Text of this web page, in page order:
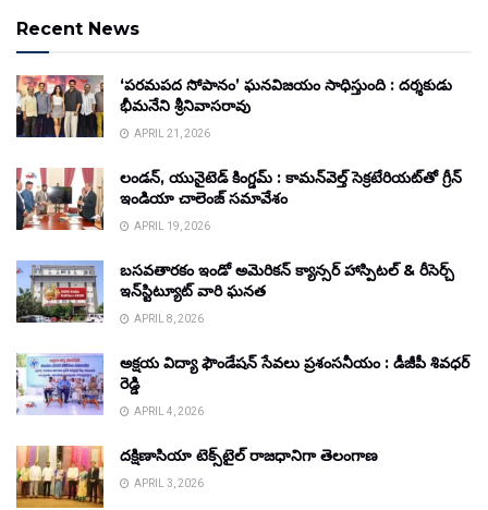
Recent News
‘పరమపద సోపానం’ ఘనవిజయం సాధిస్తుంది : దర్శకుడు
భీమనేని శ్రీనివాసరావు
APRIL 21, 2026
లండన్, యునైటెడ్ కింగ్డమ్ : కామన్‌వెల్త్ సెక్రటేరియట్‌తో గ్రీన్
ఇండియా చాలెంజ్ సమావేశం
APRIL 19, 2026
బసవతారకం ఇండో అమెరికన్ క్యాన్సర్ హాస్పిటల్ & రీసెర్చ్
ఇన్‌స్టిట్యూట్ వారి ఘనత
APRIL 8, 2026
అక్షయ విద్యా ఫౌండేషన్ సేవలు ప్రశంసనీయం : డీజీపీ శివధర్
రెడ్డి
APRIL 4, 2026
దక్షిణాసియా టెక్స్‌టైల్ రాజధానిగా తెలంగాణ
APRIL 3, 2026